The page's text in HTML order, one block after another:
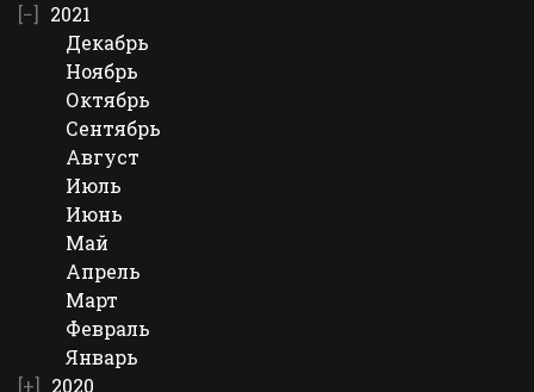
2021
Декабрь
Ноябрь
Октябрь
Сентябрь
Август
Июль
Июнь
Май
Апрель
Март
Февраль
Январь
2020